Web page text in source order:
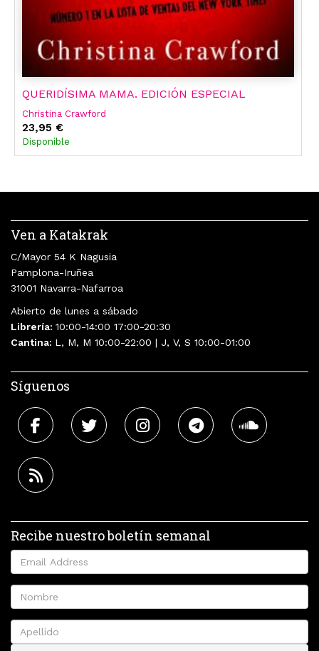
QUERIDÍSIMA MAMA. EDICIÓN ESPECIAL
Christina Crawford
23,95 €
Disponible
Ven a Katakrak
C/Mayor 54 K Nagusia
Pamplona-Iruñea
31001 Navarra-Nafarroa
Abierto de lunes a sábado
Librería: 10:00-14:00 17:00-20:30
Cantina: L, M, M 10:00-22:00 | J, V, S 10:00-01:00
Síguenos
Recibe nuestro boletín semanal